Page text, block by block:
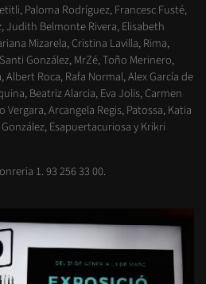
Paloma Rodríguez, Francesc Fusté,
Judith Belmonte Rivera, Elisabeth
Mizarela, Cristina Lavilla,Rima,
Santi González, MrZé, Toño Merinero,
Roca, Rafa Normal, Alex García de
Beatriz Alarcia, Eva Jolis, Carmen
Arcangela Regis, Patossa, Katia
Esapuertacuriosa y Krikri
1. 93 256 33 00.